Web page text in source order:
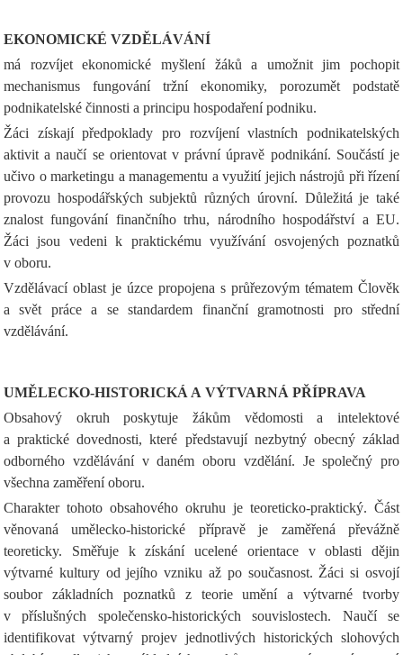
EKONOMICKÉ VZDĚLÁVÁNÍ
má rozvíjet ekonomické myšlení žáků a umožnit jim pochopit
mechanismus fungování tržní ekonomiky, porozumět podstatě
podnikatelské činnosti a principu hospodaření podniku.
Žáci získají předpoklady pro rozvíjení vlastních podnikatelských
aktivit a naučí se orientovat v právní úpravě podnikání. Součástí je
učivo o marketingu a managementu a využití jejich nástrojů při řízení
provozu hospodářských subjektů různých úrovní. Důležitá je také
znalost fungování finančního trhu, národního hospodářství a EU.
Žáci jsou vedeni k praktickému využívání osvojených poznatků
v oboru.
Vzdělávací oblast je úzce propojena s průřezovým tématem Člověk
a svět práce a se standardem finanční gramotnosti pro střední
vzdělávání.
UMĚLECKO-HISTORICKÁ A VÝTVARNÁ PŘÍPRAVA
Obsahový okruh poskytuje žákům vědomosti a intelektové
a praktické dovednosti, které představují nezbytný obecný základ
odborného vzdělávání v daném oboru vzdělání. Je společný pro
všechna zaměření oboru.
Charakter tohoto obsahového okruhu je teoreticko-praktický. Část
věnovaná umělecko-historické přípravě je zaměřená převážně
teoreticky. Směřuje k získání ucelené orientace v oblasti dějin
výtvarné kultury od jejího vzniku až po současnost. Žáci si osvojí
soubor základních poznatků z teorie umění a výtvarné tvorby
v příslušných společensko-historických souvislostech. Naučí se
identifikovat výtvarný projev jednotlivých historických slohových